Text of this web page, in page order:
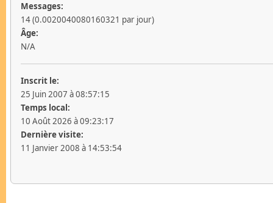
Messages:
14 (0.0020040080160321 par jour)
Âge:
N/A
Inscrit le:
25 Juin 2007 à 08:57:15
Temps local:
10 Août 2026 à 09:23:17
Dernière visite:
11 Janvier 2008 à 14:53:54